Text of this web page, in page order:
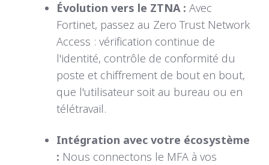
Évolution vers le ZTNA : Avec
Fortinet, passez au Zero Trust Network
Access : vérification continue de
l'identité, contrôle de conformité du
poste et chiffrement de bout en bout,
que l'utilisateur soit au bureau ou en
télétravail.
Intégration avec votre écosystème
: Nous connectons le MFA à vos